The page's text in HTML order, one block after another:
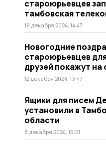
староюрьевцев
тамбовская
18 декабря 2024, 14:47
Новогодние
староюрьевцев
друзей покажут
12 декабря 2024, 13:47
Ящики для писем
установили в
области
8 декабря 2024, 16:51